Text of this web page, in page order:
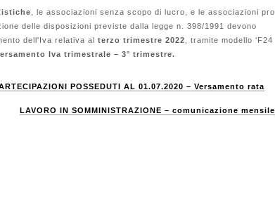
, le associazioni senza scopo di lucro, e le associazioni pro
delle disposizioni previste dalla legge n. 398/1991 devono
dell'Iva relativa al terzo trimestre 2022 , tramite modello 'F24
Iva trimestrale – 3° trimestre.
POSSEDUTI AL 01.07.2020 – Versamento rata
LAVORO IN SOMMINISTRAZIONE – comunicazione mensile